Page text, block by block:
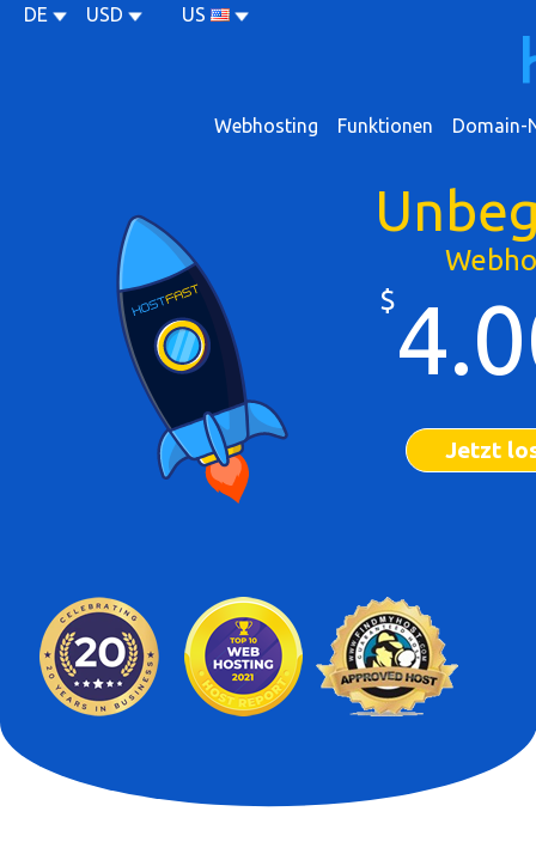
DE USD US
Webhosting Funktionen Domain-
$
Jetzt